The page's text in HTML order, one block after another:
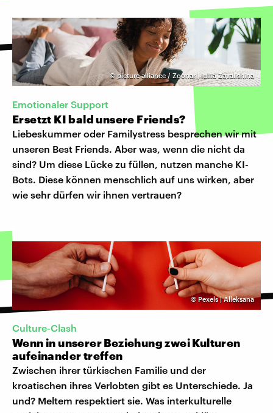
©picture alliance / Zoonar | Iuliia Zavalishina
Emotionaler Support
Ersetzt KI bald unsere Friends?
Liebeskummer oder Familystress besprechen wir mit
unseren Best Friends. Aber was, wenn die nicht da
sind? Um diese Lücke zu füllen, nutzen manche KI-
Bots. Diese können menschlich auf uns wirken, aber
wie sehr dürfen wir ihnen vertrauen?
©Pexels | Alleksana
Culture-Clash
Wenn in unserer Beziehung zwei Kulturen
aufeinander treffen
Zwischen ihrer türkischen Familie und der
kroatischen ihres Verlobten gibt es Unterschiede. Ja
und? Meltem respektiert sie. Was interkulturelle